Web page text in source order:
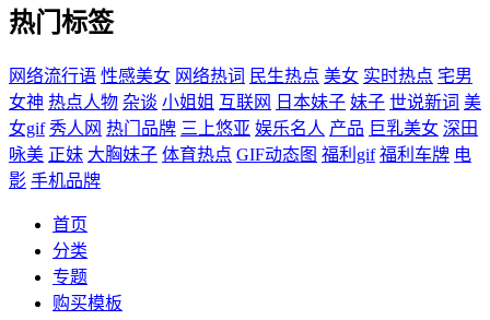
热门标签
网络流行语 性感美女 网络热词 民生热点 美女 实时热点 宅男
女神 热点人物 杂谈 小姐姐 互联网 日本妹子 妹子 世说新词 美
女gif 秀人网 热门品牌 三上悠亚 娱乐名人 产品 巨乳美女 深田
咏美 正妹 大胸妹子 体育热点 GIF动态图 福利gif 福利车牌 电
影 手机品牌
首页
分类
专题
购买模板